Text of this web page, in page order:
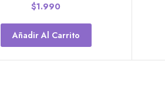
$1.990
Añadir Al Carrito